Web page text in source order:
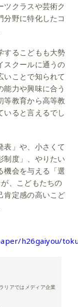
ツクラスや芸術ク
分野に特化したコ
するこどもも大勢
スクールに通うの
いことで知られて
力や興味に合う
等教育から高等教
いると言えるでし
表」や、小さくて
制度」、やりたい
機会を与える「選
、こどもたちの
肯定感の高いこど
h26gaiyou/
リアではメディア企業